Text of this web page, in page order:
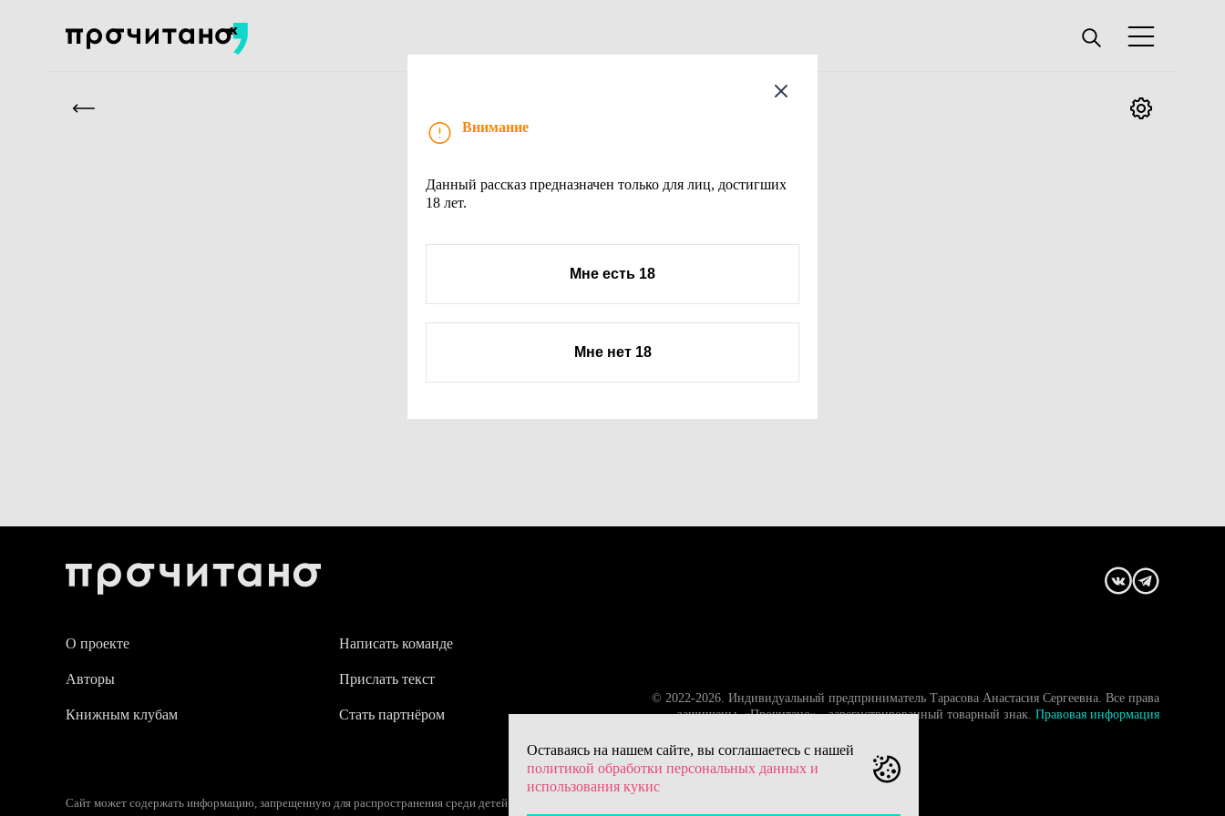
О проекте Написать команде
Авторы Прислать текст
Книжным клубам Стать партнёром
© 2022-2026. Индивидуальный предприниматель Тарасова Анастасия Сергеевна. Все права
защищены. «Прочитано» - зарегистрированный товарный знак. Правовая информация
Сайт может содержать информацию, запрещенную для распространения среди детей (18+) – следите за возрастной маркировкой.
Оставаясь на нашем сайте, вы соглашаетесь с нашей
политикой обработки персональных данных и
использования кукис
Внимание
Данный рассказ предназначен только для лиц, достигших
18 лет.
Мне есть 18
Мне нет 18